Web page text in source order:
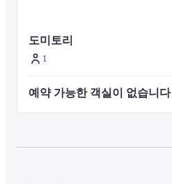
도미토리
1
예약 가능한 객실이 없습니다